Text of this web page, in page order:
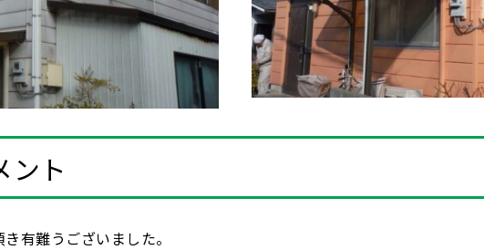
ント
有難うございました。